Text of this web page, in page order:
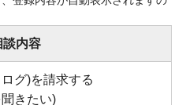
談内容
グ)を請求する
きたい)